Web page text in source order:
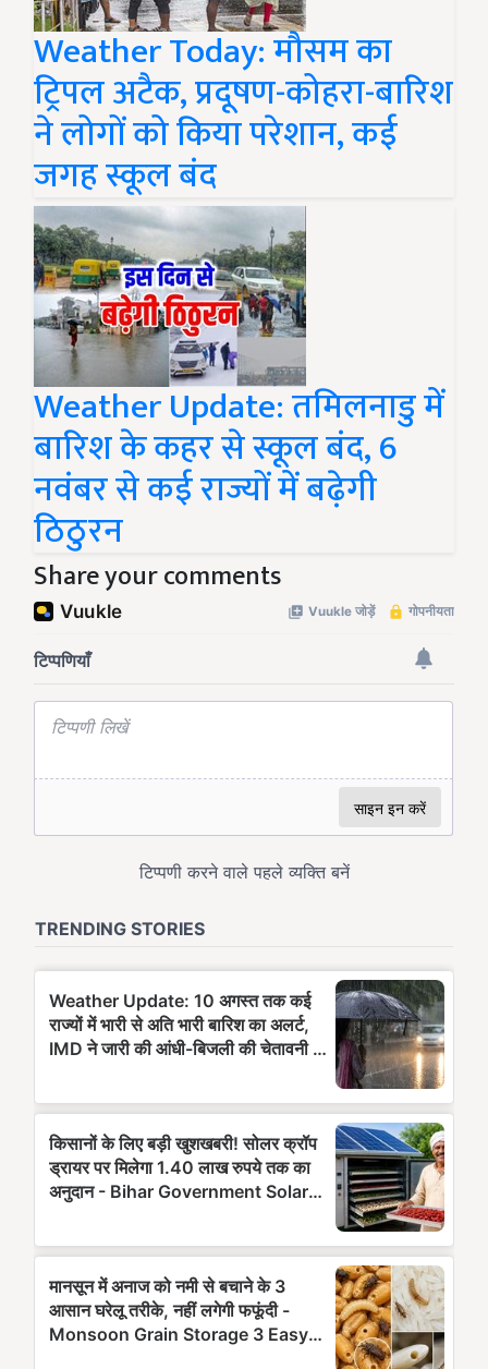
Weather Today: मौसम का
ट्रिपल अटैक, प्रदूषण-कोहरा-बारिश
ने लोगों को किया परेशान, कई
जगह स्कूल बंद
Weather Update: तमिलनाडु में
बारिश के कहर से स्कूल बंद, 6
नवंबर से कई राज्यों में बढ़ेगी
ठिठुरन
Share your comments